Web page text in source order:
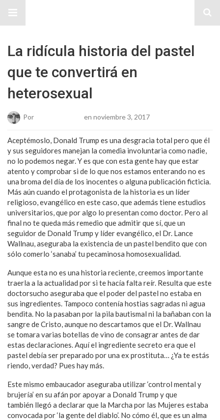
La ridícula historia del pastel
que te convertirá en
heterosexual
Por en noviembre 3, 2017
Aceptémoslo, Donald Trump es una desgracia total pero que él
y sus seguidores manejan la comedia involuntaria como nadie,
no lo podemos negar. Y es que con esta gente hay que estar
atento y comprobar si de lo que nos estamos enterando no es
una broma del día de los inocentes o alguna publicación ficticia.
Más aún cuando el protagonista de la historia es un líder
religioso, evangélico en este caso, que además tiene estudios
universitarios, que por algo lo presentan como doctor. Pero al
final no te queda más remedio que admitir que sí, que un
seguidor de Donald Trump y líder evangélico, el Dr. Lance
Wallnau, aseguraba la existencia de un pastel bendito que con
sólo comerlo ‘sanaba’ tu pecaminosa homosexualidad.
Aunque esta no es una historia reciente, creemos importante
traerla a la actualidad por si te hacía falta reír. Resulta que este
doctorsucho aseguraba que el poder del pastel no estaba en
sus ingredientes. Tampoco contenía hostias sagradas ni agua
bendita. No la pasaban por la pila bautismal ni la bañaban con la
sangre de Cristo, aunque no descartamos que el Dr. Wallnau
se tomara varias botellas de vino de consagrar antes de dar
estas declaraciones. Aquí el ingrediente secreto era que el
pastel debía ser preparado por una ex prostituta… ¿Ya te estás
riendo, verdad? Pues hay más.
Este mismo embaucador aseguraba utilizar ‘control mental y
brujería’ en su afán por apoyar a Donald Trump y que
también llegó a declarar que la Marcha por las Mujeres estaba
convocada por ‘la gente del diablo’. No cómo él, que es un alma